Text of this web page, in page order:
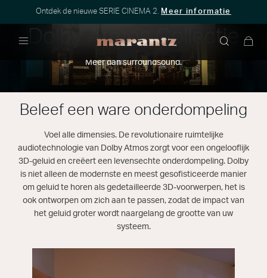
Ontdek de nieuwe SERIE CINEMA 2. Meer informatie
Dolby Atmos Collectie
Meer dan surroundsound.
Beleef een ware onderdompeling
Voel alle dimensies. De revolutionaire ruimtelijke
audiotechnologie van Dolby Atmos zorgt voor een ongelooflijk
3D-geluid en creëert een levensechte onderdompeling. Dolby
is niet alleen de modernste en meest gesofisticeerde manier
om geluid te horen als gedetailleerde 3D-voorwerpen, het is
ook ontworpen om zich aan te passen, zodat de impact van
het geluid groter wordt naargelang de grootte van uw
systeem.